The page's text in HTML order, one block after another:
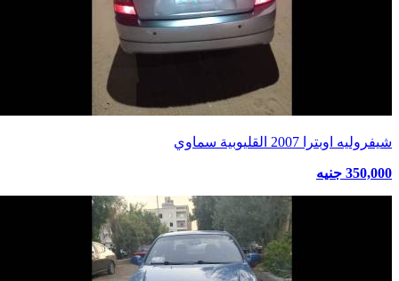
شيفروليه اوبترا 2007 القليوبية سماوي
350,000 جنيه